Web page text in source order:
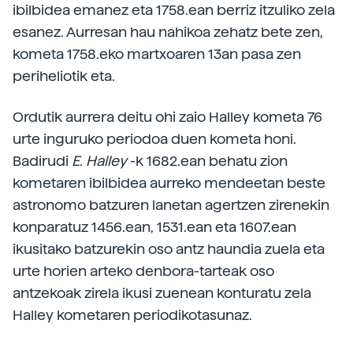
ibilbidea emanez eta 1758.ean berriz itzuliko zela
esanez. Aurresan hau nahikoa zehatz bete zen,
kometa 1758.eko martxoaren 13an pasa zen
periheliotik eta.
Ordutik aurrera deitu ohi zaio Halley kometa 76
urte inguruko periodoa duen kometa honi.
Badirudi E. Halley-k 1682.ean behatu zion
kometaren ibilbidea aurreko mendeetan beste
astronomo batzuren lanetan agertzen zirenekin
konparatuz 1456.ean, 1531.ean eta 1607.ean
ikusitako batzurekin oso antz haundia zuela eta
urte horien arteko denbora-tarteak oso
antzekoak zirela ikusi zuenean konturatu zela
Halley kometaren periodikotasunaz.